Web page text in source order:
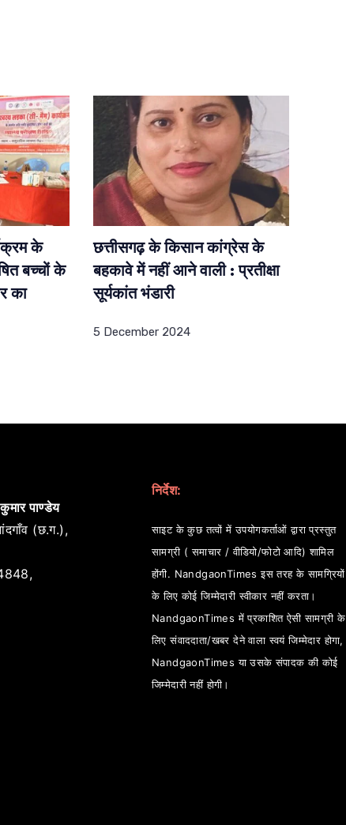
के
बच्चों के
का
छत्तीसगढ़ के किसान कांग्रेस के
बहकावे में नहीं आने वाली : प्रतीक्षा
सूर्यकांत भंडारी
5 December 2024
पाण्डेय
(छ.ग.),
निर्देश:
साइट के कुछ तत्वों में उपयोगकर्ताओं द्वारा प्रस्तुत
सामग्री ( समाचार / वीडियो/फोटो आदि) शामिल
होंगी. NandgaonTimes इस तरह के सामग्रियों
के लिए कोई जिम्मेदारी स्वीकार नहीं करता।
NandgaonTimes में प्रकाशित ऐसी सामग्री के
लिए संवाददाता/खबर देने वाला स्वयं जिम्मेदार होगा,
NandgaonTimes या उसके संपादक की कोई
जिम्मेदारी नहीं होगी।